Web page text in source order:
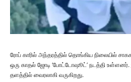
ரோப் காரில் அந்தரத்தில் தொங்கிய நிலையில்
ஒரு காதல் ஜோடி ‘போட்டோஷூட்’ நடத்தி உள்ளனர்.
தளத்தில் வைரலாகி வருகிறது.